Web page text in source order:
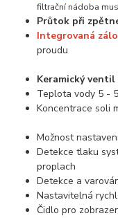
filtrační nádoba
Průtok při
Integrovaná
proudu
Keramický
Teplota vody 5 -
Koncentrace soli
Možnost
Detekce tlaku
proplach
Detekce a
Nastavitelná
Čidlo pro